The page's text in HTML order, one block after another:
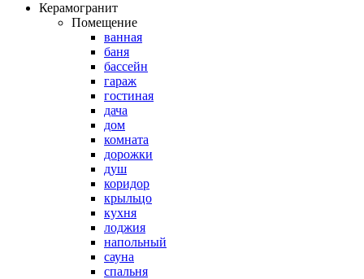
Керамогранит
Помещение
ванная
баня
бассейн
гараж
гостиная
дача
дом
комната
дорожки
душ
коридор
крыльцо
кухня
лоджия
напольный
сауна
спальня